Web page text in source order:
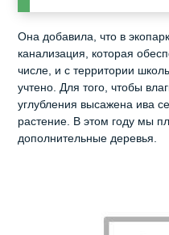
Она добавила, что в
канализация, которая
числе, и с территории
учтено. Для того, чтобы
углубления высажена ива
растение. В этом году мы
дополнительные деревья.